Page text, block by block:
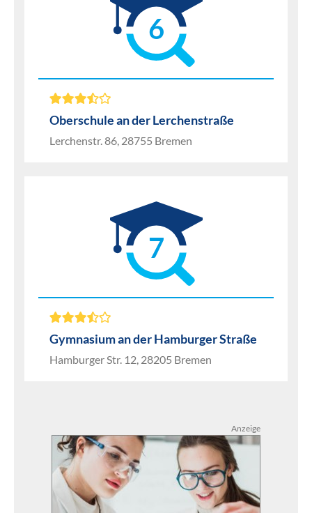
6
Oberschule an der Lerchenstraße
Lerchenstr. 86, 28755 Bremen
7
Gymnasium an der Hamburger Straße
Hamburger Str. 12, 28205 Bremen
Anzeige